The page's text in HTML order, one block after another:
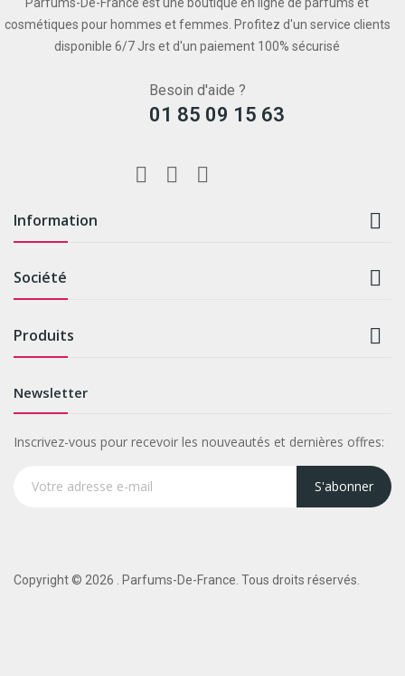
cosmétiques pour hommes et femmes. Profitez d'un service clients
disponible 6/7 Jrs et d'un paiement 100% sécurisé
Besoin d'aide ?
01 85 09 15 63
Information 
Société 
Produits 
Newsletter
Inscrivez-vous pour recevoir les nouveautés et dernières offres:
S'abonner
Copyright © 2026 . Parfums-De-France. Tous droits réservés.